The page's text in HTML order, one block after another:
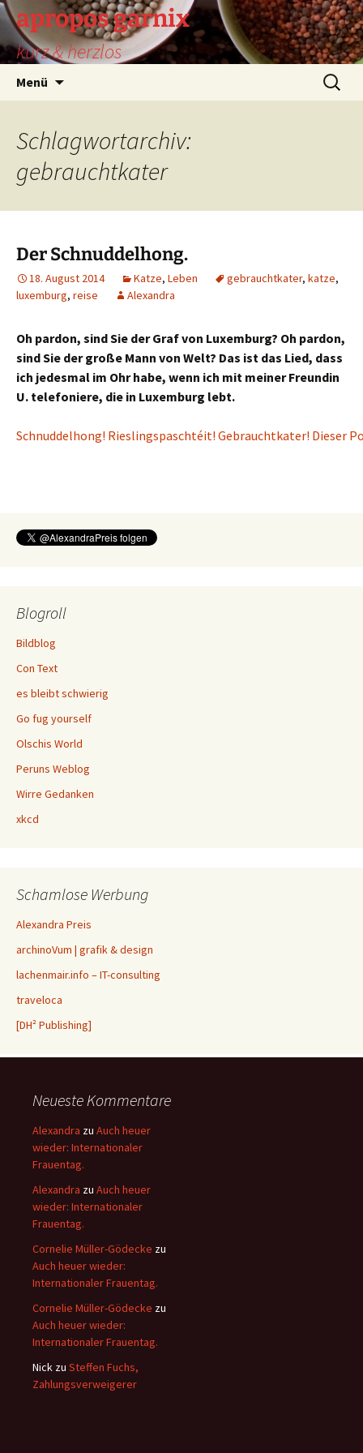
Zum
Inhalt
springen
apropos garnix
kurz & herzlos
Menü
Suchen
nach:
Schlagwortarchiv:
gebrauchtkater
Der Schnuddelhong.
18. August 2014 Katze, Leben gebrauchtkater, katze,
luxemburg, reise Alexandra
Oh pardon, sind Sie der Graf von Luxemburg? Oh pardon,
sind Sie der große Mann von Welt? Das ist das Lied, dass
ich jedesmal im Ohr habe, wenn ich mit meiner Freundin
U. telefoniere, die in Luxemburg lebt.
Schnuddelhong! Rieslingspaschtéit! Gebrauchtkater! Dieser
Blogroll
Bildblog
Con Text
es bleibt schwierig
Go fug yourself
Olschis World
Peruns Weblog
Wirre Gedanken
xkcd
Schamlose Werbung
Alexandra Preis
archinoVum | grafik & design
lachenmair.info – IT-consulting
traveloca
[DH² Publishing]
Neueste Kommentare
Alexandra zu Auch heuer
wieder: Internationaler
Frauentag.
Alexandra zu Auch heuer
wieder: Internationaler
Frauentag.
Cornelie Müller-Gödecke zu
Auch heuer wieder:
Internationaler Frauentag.
Cornelie Müller-Gödecke zu
Auch heuer wieder:
Internationaler Frauentag.
Nick zu Steffen Fuchs,
Zahlungsverweigerer